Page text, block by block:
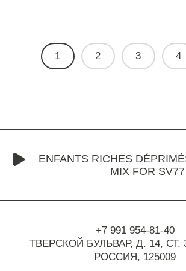
1 2 3 4
ENFANTS RICHES
MIX FOR SV77
+7 991 954-81-40
ТВЕРСКОЙ БУЛЬВАР, Д. 14, СТ.
РОССИЯ, 125009